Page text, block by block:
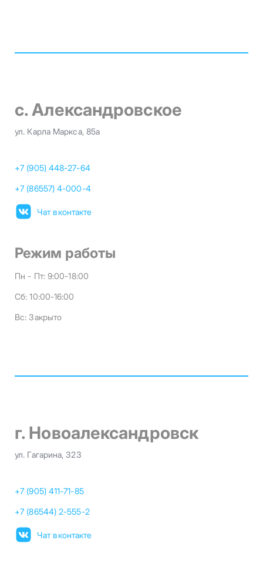
с. Александровское
ул. Карла Маркса, 85а
+7 (905) 448-27-64
+7 (86557) 4-000-4
Чат вконтакте
Режим работы
Пн - Пт: 9:00-18:00
Сб:10:00-16:00
Вс:Закрыто
г. Новоалександровск
ул. Гагарина, 323
+7 (905) 411-71-85
+7 (86544) 2-555-2
Чат вконтакте